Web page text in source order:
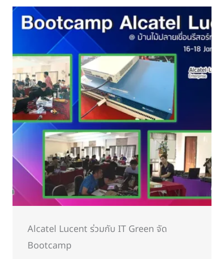
Alcatel Lucent ร่วมกับ IT Green จัด
Bootcamp